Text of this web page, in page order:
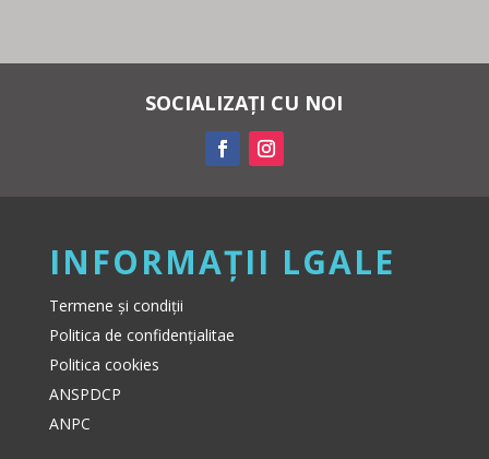
SOCIALIZAȚI CU NOI
INFORMAȚII LGALE
Termene și condiții
Politica de confidențialitae
Politica cookies
ANSPDCP
ANPC